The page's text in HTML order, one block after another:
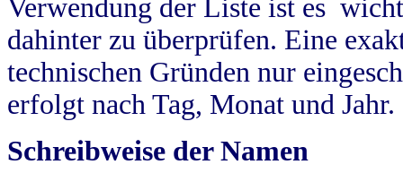
Verwendung der Liste ist es
dahinter zu überprüfen. Eine
technischen Gründen nur
erfolgt nach Tag, Monat und Jahr.
Schreibweise der Namen